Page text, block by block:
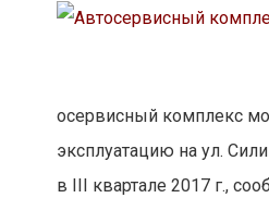
осервисный комплекс
эксплуатацию на ул.
в III квартале 2017 г.,